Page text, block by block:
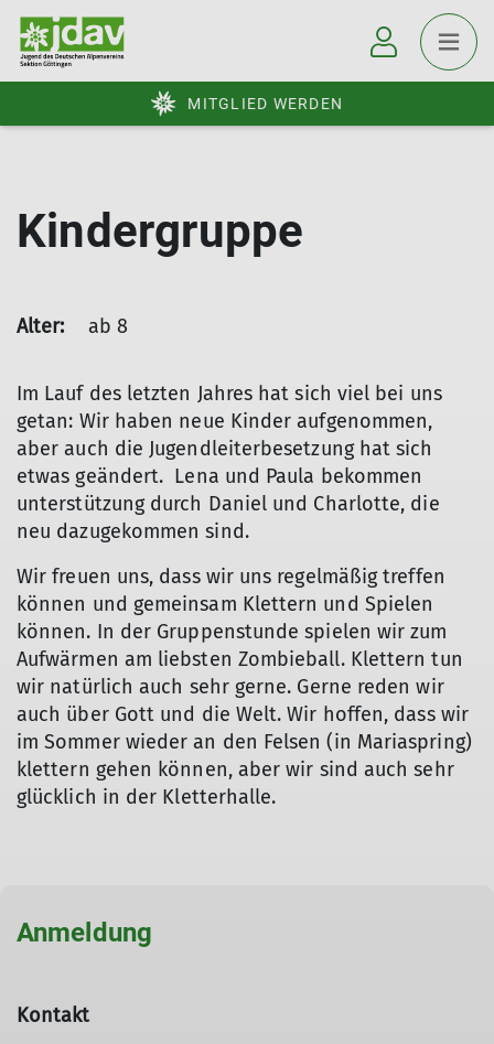
MITGLIED WERDEN
Kindergruppe
Alter: ab 8
Im Lauf des letzten Jahres hat sich viel bei uns
getan: Wir haben neue Kinder aufgenommen,
aber auch die Jugendleiterbesetzung hat sich
etwas geändert. Lena und Paula bekommen
unterstützung durch Daniel und Charlotte, die
neu dazugekommen sind.
Wir freuen uns, dass wir uns regelmäßig treffen
können und gemeinsam Klettern und Spielen
können. In der Gruppenstunde spielen wir zum
Aufwärmen am liebsten Zombieball. Klettern tun
wir natürlich auch sehr gerne. Gerne reden wir
auch über Gott und die Welt. Wir hoffen, dass wir
im Sommer wieder an den Felsen (in Mariaspring)
klettern gehen können, aber wir sind auch sehr
glücklich in der Kletterhalle.
Anmeldung
Kontakt